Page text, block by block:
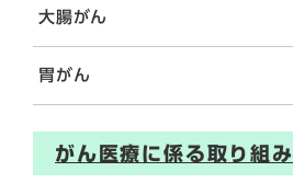
大腸がん
胃がん
がん医療に係る取り組み